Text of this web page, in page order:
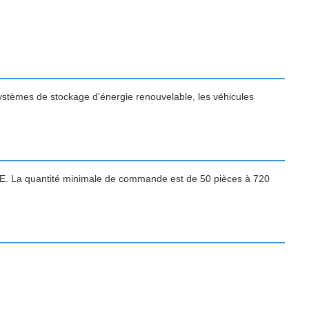
de stockage d'énergie renouvelable, les véhicules
La quantité minimale de commande est de 50 pièces à 720